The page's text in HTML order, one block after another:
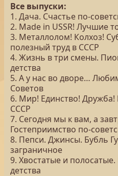
Все выпуски:
1. Дача. Счастье по-
2. Made in USSR! Лучшие
3. Металлолом! Колхоз!
полезный труд в СССР
4. Жизнь в три смены.
детства
5. А у нас во дворе…
Советов
6. Мир! Единство! Дружба!
СССР
7. Сегодня мы к вам, а
Гостеприимство по-
8. Пепси. Джинсы. Бубль
заграничное
9. Хвостатые и
детства